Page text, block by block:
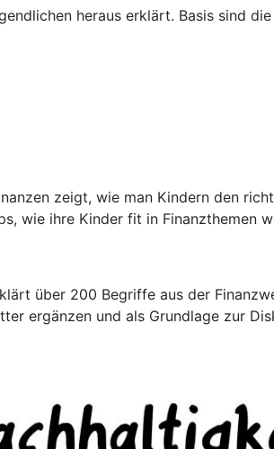
heraus erklärt. Basis sind
zeigt, wie man Kindern den
wie ihre Kinder fit in Finanzthemen
über 200 Begriffe aus der
ergänzen und als Grundlage zur